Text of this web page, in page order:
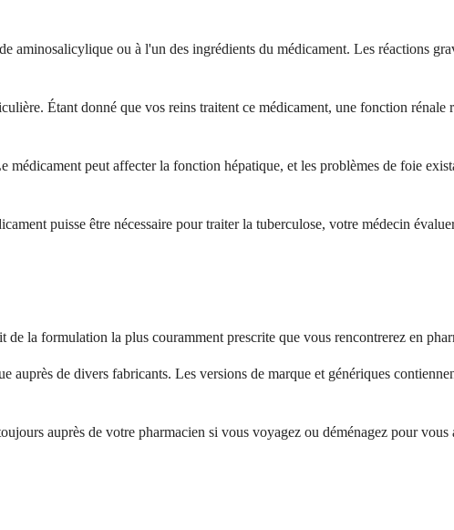
aminosalicylique ou à l'un des ingrédients du médicament. Les réactions
Étant donné que vos reins traitent ce médicament, une fonction rénale
peut affecter la fonction hépatique, et les problèmes de foie
puisse être nécessaire pour traiter la tuberculose, votre médecin
la formulation la plus couramment prescrite que vous rencontrerez en
auprès de divers fabricants. Les versions de marque et génériques
auprès de votre pharmacien si vous voyagez ou déménagez pour vous